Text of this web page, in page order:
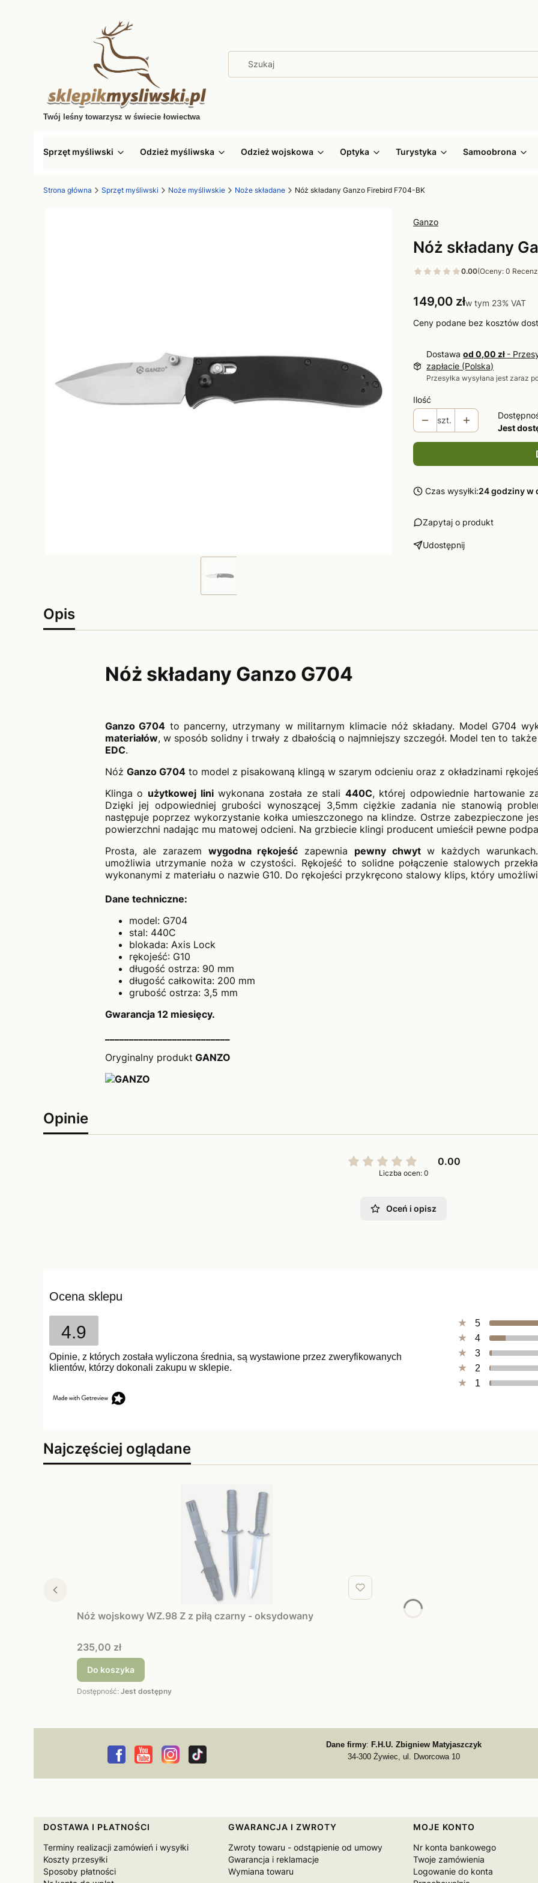
Twój leśny towarzysz w świecie łowiectwa
Sprzęt myśliwski Odzież myśliwska Odzież wojskowa Optyka Turystyka Samoobrona
Strona główna Sprzęt myśliwski Noże myśliwskie Noże składane Nóż składany Ganzo Firebird F704-BK
Ganzo
Nóż składany
0.00(Oceny: 0
Cena
149,00 złw tym 23% VAT
w tym 23% VAT
Ceny podane bez kosztów
Dostawaod 0,00 zł -
zapłacie (Polska)
Przesyłka wysyłana jest zaraz
Ilość
szt.
Jest
Czas wysyłki:24 godziny w
Zapytaj o produkt
Udostępnij
Opis
Nóż składany Ganzo G704
Ganzo G704 to pancerny, utrzymany w militarnym klimacie nóż składany. Model G704
materiałów, w sposób solidny i trwały z dbałością o najmniejszy szczegół. Model ten to
EDC.
Nóż Ganzo G704to model z pisakowaną klingą w szarym odcieniu oraz z okładzinami
Klinga o użytkowej liniwykonana została ze stali 440C, której odpowiednie hartowanie
Dzięki jej odpowiedniej grubości wynoszącej 3,5mm ciężkie zadania nie stanowią
następuje poprzez wykorzystanie kołka umieszczonego na klindze. Ostrze zabezpieczone
powierzchni nadając mu matowej odcieni.Na grzbiecie klingi producent umieścił pewne
Prosta, ale zarazem wygodna rękojeść zapewnia pewny chwytw każdych
umożliwia utrzymanie noża w czystości. Rękojeść to solidne połączenie stalowych
wykonanymi z materiału o nazwie G10. Do rękojeści przykręcono stalowy klips, który
Dane techniczne:
model: G704
stal: 440C
blokada: Axis Lock
rękojeść: G10
długość ostrza: 90 mm
długość całkowita: 200 mm
grubość ostrza: 3,5 mm
Gwarancja 12 miesięcy.
Oryginalny produkt GANZO
Opinie
0.00
Liczba ocen: 0
Oceń i opisz
Ocena sklepu
4.9
Opinie, z których została wyliczona średnia, są wystawione przez zweryfikowanych
klientów, którzy dokonali zakupu w sklepie.
5
4
3
2
1
Najczęściej oglądane
Nóż wojskowy WZ.98 Z z piłą czarny - oksydowany
Cena
235,00 zł
Do koszyka
Dostępność: Jest dostępny
Dane firmy: F.H.U. Zbigniew Matyjaszczyk
34-300 Żywiec, ul. Dworcowa 10
Linki w stopce
DOSTAWA I PŁATNOŚCI
Terminy realizacji zamówień i wysyłki
Koszty przesyłki
Sposoby płatności
GWARANCJA I ZWROTY
Zwroty towaru - odstąpienie od umowy
Gwarancja i reklamacje
Wymiana towaru
MOJE KONTO
Nr konta bankowego
Twoje zamówienia
Logowanie do konta